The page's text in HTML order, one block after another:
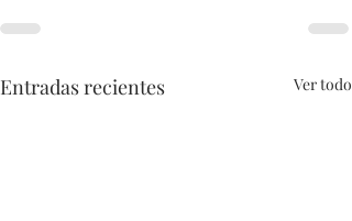
Entradas recientes Ver todo